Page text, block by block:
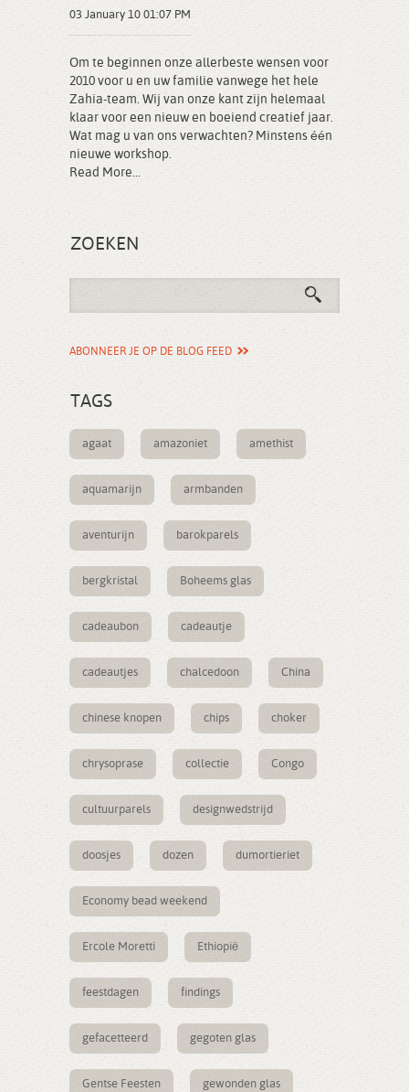
03 January 10 01:07 PM
Om te beginnen onze allerbeste wensen voor
2010 voor u en uw familie vanwege het hele
Zahia-team. Wij van onze kant zijn helemaal
klaar voor een nieuw en boeiend creatief jaar.
Wat mag u van ons verwachten? Minstens één
nieuwe workshop.
Read More...
ZOEKEN
ABONNEER JE OP DE BLOG FEED
TAGS
agaat amazoniet amethist
aquamarijn armbanden
aventurijn barokparels
bergkristal Boheems glas
cadeaubon cadeautje
cadeautjes chalcedoon China
chinese knopen chips choker
chrysoprase collectie Congo
cultuurparels designwedstrijd
doosjes dozen dumortieriet
Economy bead weekend
Ercole Moretti Ethiopië
feestdagen findings
gefacetteerd gegoten glas
Gentse Feesten gewonden glas